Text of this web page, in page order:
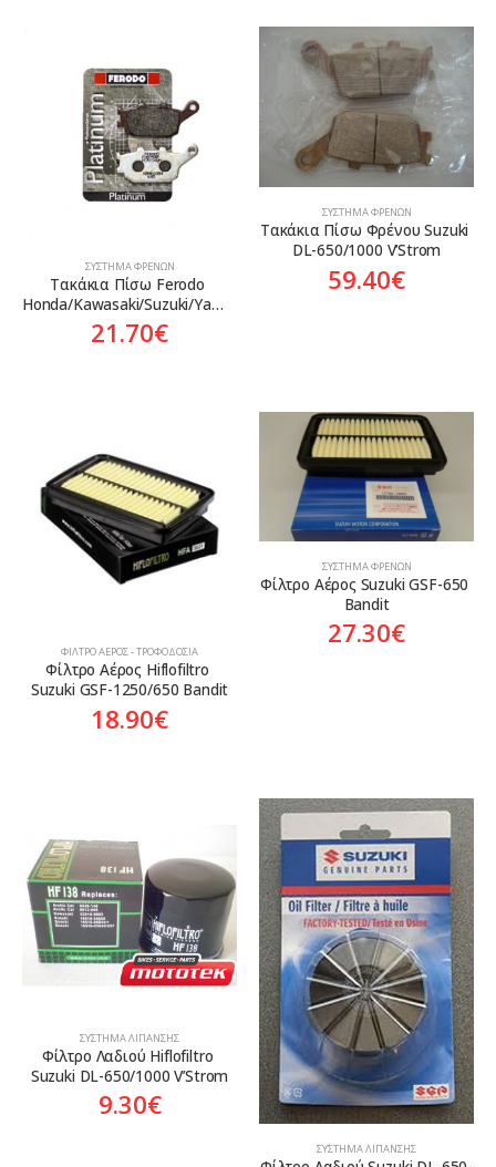
ΣΎΣΤΗΜΑ ΦΡΈΝΩΝ
Τακάκια Πίσω Ferodo
Honda/Kawasaki/Suzuki/Yamaha
21.70€
ΣΎΣΤΗΜΑ ΦΡΈΝΩΝ
Τακάκια Πίσω Φρένου Suzuki
DL-650/1000 V’Strom
59.40€
ΦΊΛΤΡΟ ΑΈΡΟΣ - ΤΡΟΦΟΔΟΣΊΑ
Φίλτρο Αέρος Hiflofiltro
Suzuki GSF-1250/650 Bandit
18.90€
ΣΎΣΤΗΜΑ ΦΡΈΝΩΝ
Φίλτρο Αέρος Suzuki GSF-650
Bandit
27.30€
ΣΎΣΤΗΜΑ ΛΊΠΑΝΣΗΣ
Φίλτρο Λαδιού Hiflofiltro
Suzuki DL-650/1000 V’Strom
9.30€
ΣΎΣΤΗΜΑ ΛΊΠΑΝΣΗΣ